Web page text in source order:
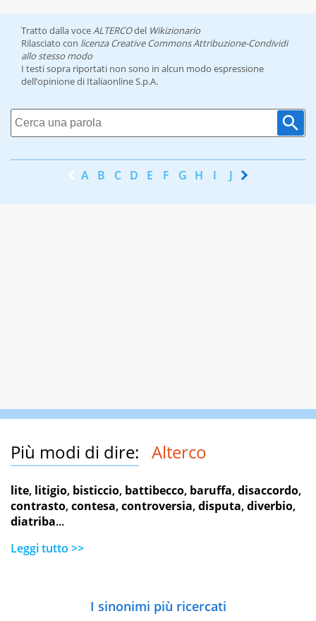
Tratto dalla voceALTERCOdel Wikizionario
Rilasciato con licenza Creative Commons Attribuzione-Condividi
allo stesso modo
I testi sopra riportati non sono in alcun modo espressione
dell’opinione di Italiaonline S.p.A.
A B C D E F G H I J K
Più modi di dire: Alterco
lite, litigio, bisticcio, battibecco, baruffa,disaccordo,
contrasto,contesa,controversia,disputa,diverbio,
diatriba...
Leggi tutto >>
I sinonimi più ricercati